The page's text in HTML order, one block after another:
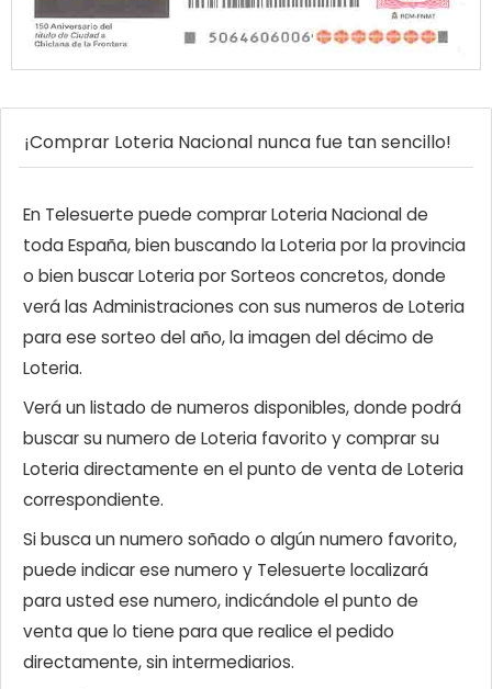
¡Comprar Loteria Nacional nunca fue tan sencillo!
En Telesuerte puede comprar Loteria Nacional de
toda España, bien buscando la Loteria por la provincia
o bien buscar Loteria por Sorteos concretos, donde
verá las Administraciones con sus numeros de Loteria
para ese sorteo del año, la imagen del décimo de
Loteria.
Verá un listado de numeros disponibles, donde podrá
buscar su numero de Loteria favorito y comprar su
Loteria directamente en el punto de venta de Loteria
correspondiente.
Si busca un numero soñado o algún numero favorito,
puede indicar ese numero y Telesuerte localizará
para usted ese numero, indicándole el punto de
venta que lo tiene para que realice el pedido
directamente, sin intermediarios.